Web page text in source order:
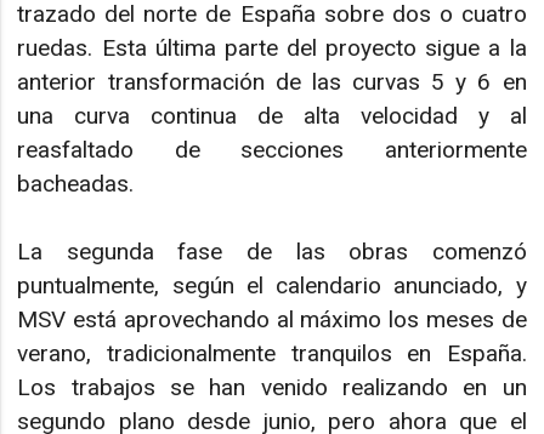
trazado del norte de España sobre dos o cuatro
ruedas. Esta última parte del proyecto sigue a la
anterior transformación de las curvas 5 y 6 en
una curva continua de alta velocidad y al
reasfaltado de secciones anteriormente
bacheadas.
La segunda fase de las obras comenzó
puntualmente, según el calendario anunciado, y
MSV está aprovechando al máximo los meses de
verano, tradicionalmente tranquilos en España.
Los trabajos se han venido realizando en un
segundo plano desde junio, pero ahora que el